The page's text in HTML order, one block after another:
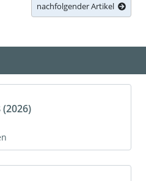
nachfolgender Artikel